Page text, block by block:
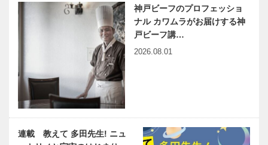
神戸ビーフのプロフェッショ
ナル カワムラがお届けする神
戸ビーフ講…
2026.08.01
連載 教えて 多田先生! ニュ